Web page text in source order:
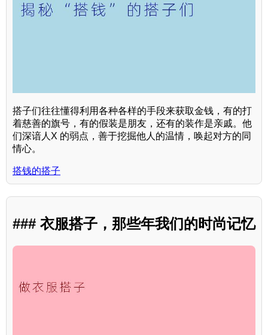
搭子们往往懂得利用各种各样的手段来获取金钱，有的打
着慈善的旗号，有的假装是朋友，还有的装作是亲戚。他
们深谙人X 的弱点，善于挖掘他人的温情，唤起对方的同
情心。
搭钱的搭子
### 衣服搭子，那些年我们的时尚记忆